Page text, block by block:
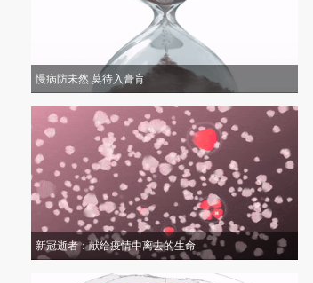
慢病防未然 莫待入膏肓
新冠逝者：献给疫情中离去的生命